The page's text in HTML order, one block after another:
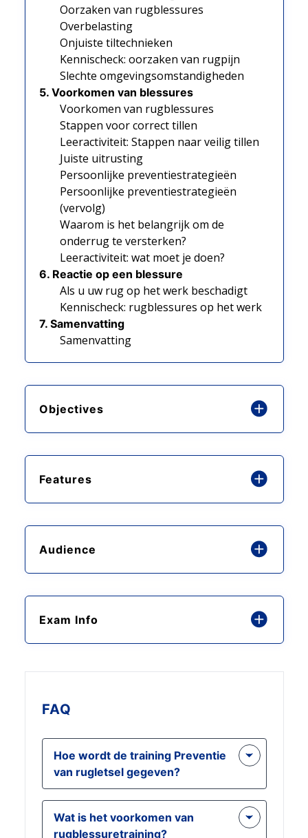
Oorzaken van rugblessures
Overbelasting
Onjuiste tiltechnieken
Kennischeck: oorzaken van rugpijn
Slechte omgevingsomstandigheden
5. Voorkomen van blessures
Voorkomen van rugblessures
Stappen voor correct tillen
Leeractiviteit: Stappen naar veilig tillen
Juiste uitrusting
Persoonlijke preventiestrategieën
Persoonlijke preventiestrategieën
(vervolg)
Waarom is het belangrijk om de
onderrug te versterken?
Leeractiviteit: wat moet je doen?
6. Reactie op een blessure
Als u uw rug op het werk beschadigt
Kennischeck: rugblessures op het werk
7. Samenvatting
Samenvatting
Objectives
Features
Audience
Exam Info
FAQ
Hoe wordt de training Preventie
van rugletsel gegeven?
Ons trainingsprogramma wordt
online gegeven, zodat u de cursus
in uw eigen tempo kunt voltooien. U
Wat is het voorkomen van
rugblessuretraining?